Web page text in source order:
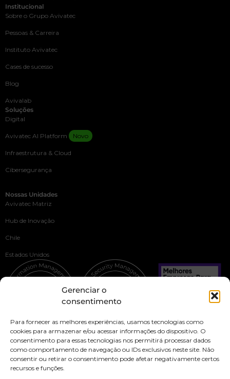
Gerenciar o
consentimento
Para fornecer as melhores experiências, usamos tecnologias como
cookies para armazenar e/ou acessar informações do dispositivo. O
consentimento para essas tecnologias nos permitirá processar dados
como comportamento de navegação ou IDs exclusivos neste site. Não
consentir ou retirar o consentimento pode afetar negativamente certos
recursos e funções.
Institucional
Sobre o Grupo Avivatec
Pessoas & Carreira
Instituto Avivatec
Cases de sucesso
Blog
Avivalab
Soluções
Digital
Avivatec AI Platform Novo
Infraestrutura & Cloud
Cibersegurança
Nossas Unidades
Avivatec Matriz
Hub de Inovação
Chile
Estados Unidos